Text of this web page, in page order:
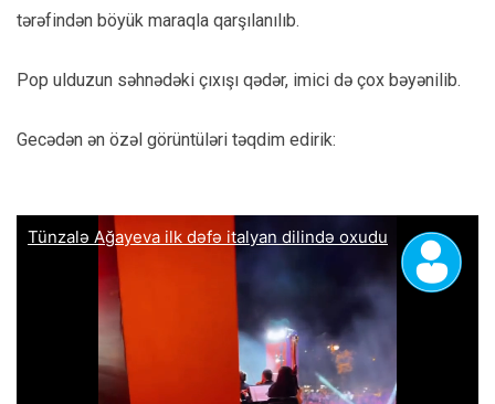
tərəfindən böyük maraqla qarşılanılıb.
Pop ulduzun səhnədəki çıxışı qədər, imici də çox bəyənilib.
Gecədən ən özəl görüntüləri təqdim edirik: